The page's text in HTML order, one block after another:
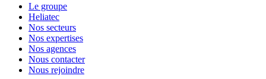
Le groupe
Heliatec
Nos secteurs
Nos expertises
Nos agences
Nous contacter
Nous rejoindre